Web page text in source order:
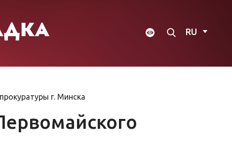
RU
г. Минска